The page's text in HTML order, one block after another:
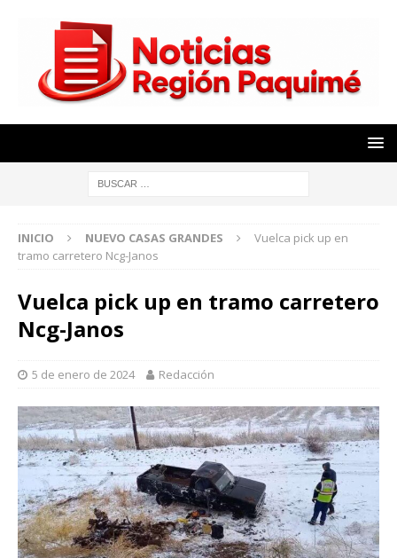
INICIO NUEVO CASAS GRANDES
Vuelca pick up en
tramo carretero Ncg-Janos
Vuelca pick up en tramo carretero
Ncg-Janos
5 de enero de 2024 Redacción